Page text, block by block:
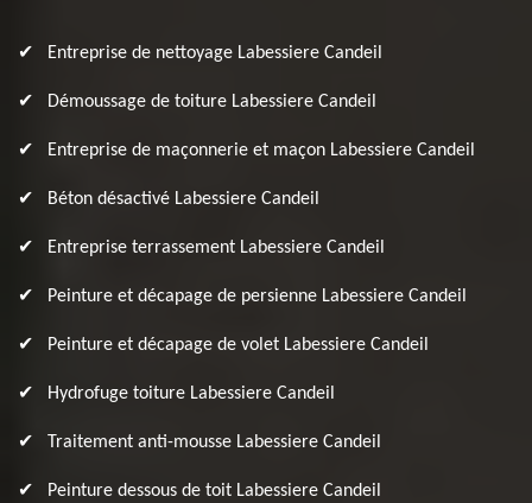
Entreprise de nettoyage Labessiere Candeil
Démoussage de toiture Labessiere Candeil
Entreprise de maçonnerie et maçon Labessiere Candeil
Béton désactivé Labessiere Candeil
Entreprise terrassement Labessiere Candeil
Peinture et décapage de persienne Labessiere Candeil
Peinture et décapage de volet Labessiere Candeil
Hydrofuge toiture Labessiere Candeil
Traitement anti-mousse Labessiere Candeil
Peinture dessous de toit Labessiere Candeil